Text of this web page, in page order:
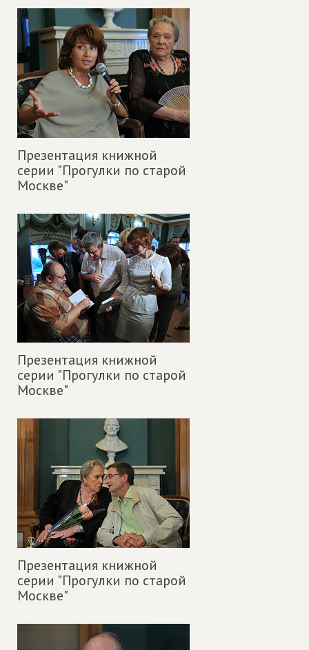
Презентация книжной
серии "Прогулки по старой
Москве"
Презентация книжной
серии "Прогулки по старой
Москве"
Презентация книжной
серии "Прогулки по старой
Москве"